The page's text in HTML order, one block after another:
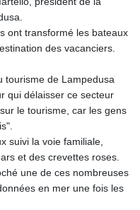
1638.053175
ont transformé les bateaux
des vacanciers.
tourisme de Lampedusa
qui délaisser ce secteur
le tourisme, car les gens
suivi la voie familiale,
et des crevettes roses.
une de ces nombreuses
en mer une fois les